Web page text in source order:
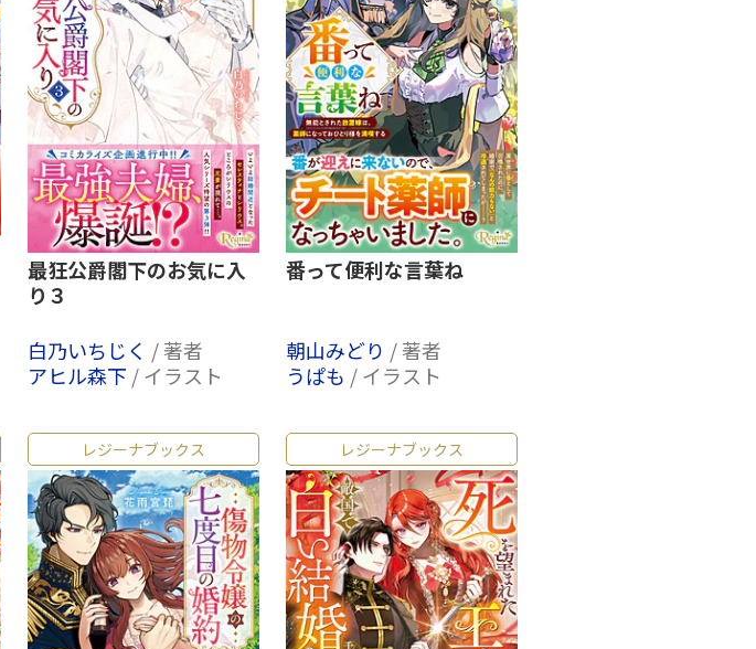
最狂公爵閣下のお気に入
り３
白乃いちじく / 著者
アヒル森下 / イラスト
番って便利な言葉ね
朝山みどり / 著者
うぱも / イラスト
レジーナブックス レジーナブックス